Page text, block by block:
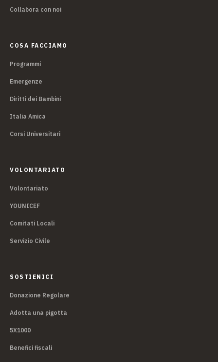
Collabora con noi
COSA FACCIAMO
Programmi
Emergenze
Diritti dei Bambini
Italia Amica
Corsi Universitari
VOLONTARIATO
Volontariato
YOUNICEF
Comitati Locali
Servizio Civile
SOSTIENICI
Donazione Regolare
Adotta una pigotta
5X1000
Benefici fiscali